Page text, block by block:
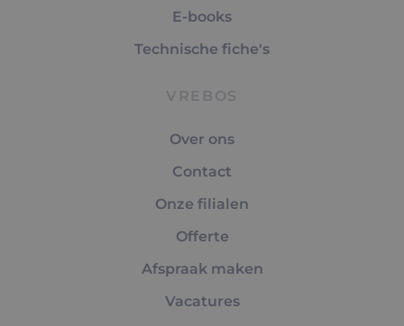
E-books
Technische fiche's
VREBOS
Over ons
Contact
Onze filialen
Offerte
Afspraak maken
Vacatures